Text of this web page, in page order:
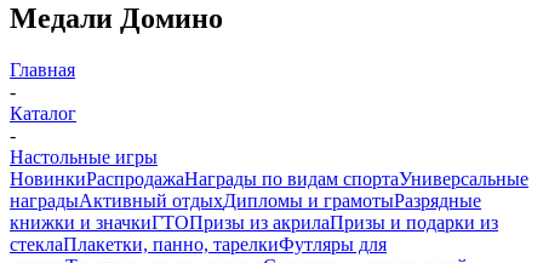
Медали Домино
Главная
-
Каталог
-
Настольные игры
НовинкиРаспродажаНаграды по видам спортаУниверсальные
наградыАктивный отдыхДипломы и грамотыРазрядные
книжки и значкиГТОПризы из акрилаПризы и подарки из
стеклаПлакетки, панно, тарелкиФутляры для